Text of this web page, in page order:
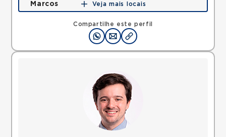
Compartilhe este perfil
Marcos
Rua Sao Rafael, Sao Marcos, Salvador, BA,
Mapa
Veja mais locais